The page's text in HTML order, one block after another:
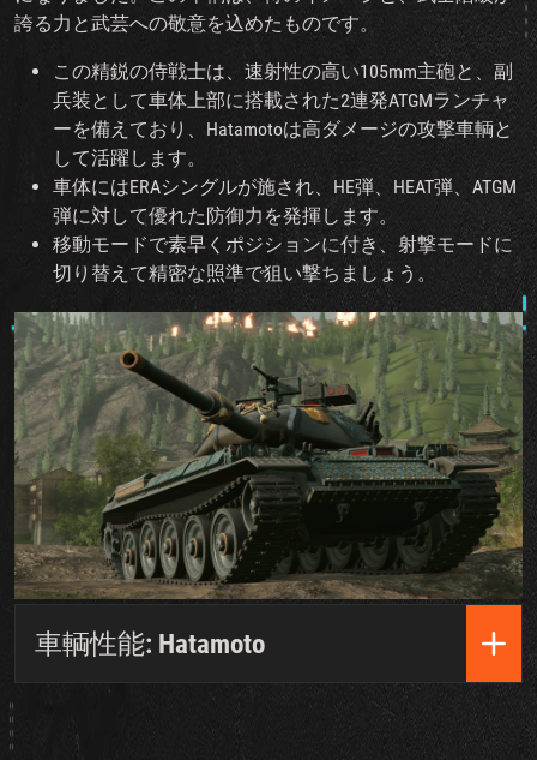
誇る力と武芸への敬意を込めたものです。
この精鋭の侍戦士は、速射性の高い105mm主砲と、副
兵装として車体上部に搭載された2連発ATGMランチャ
ーを備えており、Hatamotoは高ダメージの攻撃車輌と
して活躍します。
車体にはERAシングルが施され、HE弾、HEAT弾、ATGM
弾に対して優れた防御力を発揮します。
移動モードで素早くポジションに付き、射撃モードに
切り替えて精密な照準で狙い撃ちましょう。
車輌性能: Hatamoto